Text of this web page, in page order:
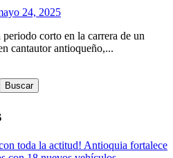
24, 2025
corto en la carrera de un
cantautor antioqueño,...
toda la actitud! Antioquia fortalece